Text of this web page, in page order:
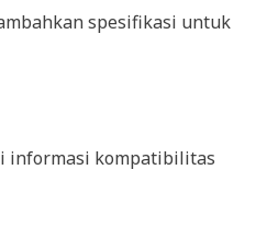
spesifikasi untuk
informasi kompatibilitas